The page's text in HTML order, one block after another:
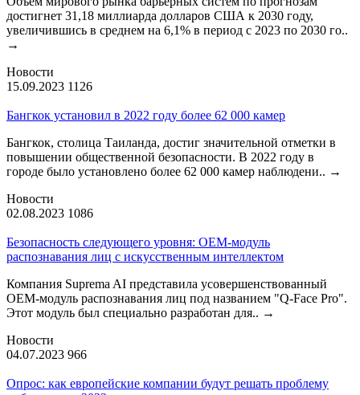
достигнет 31,18 миллиарда долларов США к 2030 году,
увеличившись в среднем на 6,1% в период с 2023 по 2030 го..
→
Новости
15.09.2023 1126
Бангкок установил в 2022 году более 62 000 камер
Бангкок, столица Таиланда, достиг значительной отметки в
повышении общественной безопасности. В 2022 году в
городе было установлено более 62 000 камер наблюдени.. →
Новости
02.08.2023 1086
Безопасность следующего уровня: OEM-модуль
распознавания лиц с искусственным интеллектом
Компания Suprema AI представила усовершенствованный
OEM-модуль распознавания лиц под названием "Q-Face Pro".
Этот модуль был специально разработан для.. →
Новости
04.07.2023 966
Опрос: как европейские компании будут решать проблему